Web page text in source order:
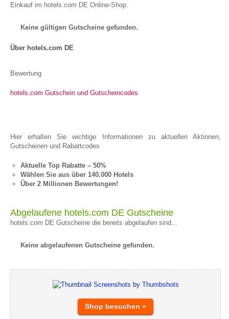
Einkauf im hotels.com DE Online-Shop.
Keine gültigen Gutscheine gefunden.
Über hotels.com DE
Bewertung
hotels.com Gutschein und Gutscheincodes
Hier erhalten Sie wichtige Informationen zu aktuellen Aktionen,
Gutscheinen und Rabattcodes
Aktuelle Top Rabatte – 50%
Wählen Sie aus über 140.000 Hotels
Über 2 Millionen Bewertungen!
Abgelaufene hotels.com DE Gutscheine
hotels.com DE Gutscheine die bereits abgelaufen sind...
Keine abgelaufenen Gutscheine gefunden.
Shop besuchen »